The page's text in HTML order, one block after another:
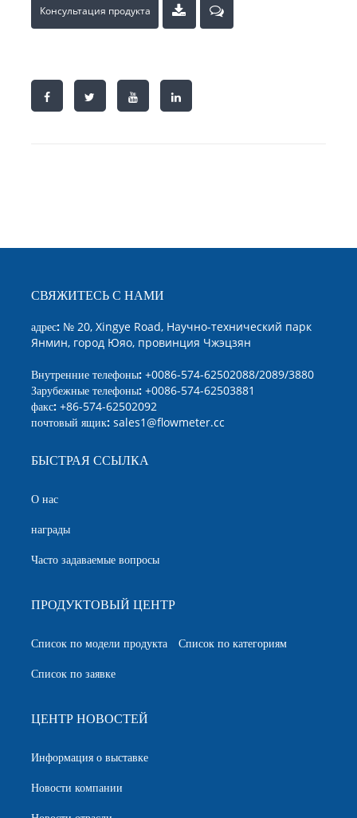
Консультация продукта
СВЯЖИТЕСЬ С НАМИ
адрес: № 20, Xingye Road, Научно-технический парк
Янмин, город Юяо, провинция Чжэцзян
Внутренние телефоны: +0086-574-62502088/2089/3880
Зарубежные телефоны: +0086-574-62503881
факс: +86-574-62502092
почтовый ящик: sales1@flowmeter.cc
БЫСТРАЯ ССЫЛКА
О нас
награды
Часто задаваемые вопросы
ПРОДУКТОВЫЙ ЦЕНТР
Список по модели продукта
Список по категориям
Список по заявке
ЦЕНТР НОВОСТЕЙ
Информация о выставке
Новости компании